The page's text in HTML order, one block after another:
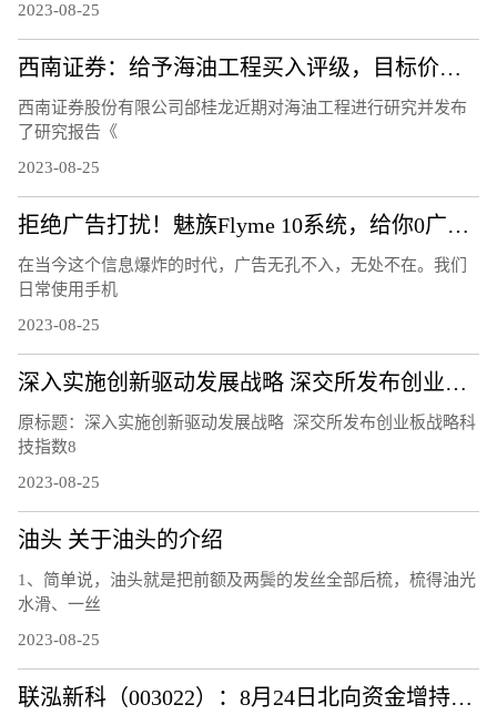
2023-08-25
西南证券：给予海油工程买入评级，目标价位9.3元
西南证券股份有限公司邰桂龙近期对海油工程进行研究并发布
了研究报告《
2023-08-25
拒绝广告打扰！魅族Flyme 10系统，给你0广告的清爽体验！
在当今这个信息爆炸的时代，广告无孔不入，无处不在。我们
日常使用手机
2023-08-25
深入实施创新驱动发展战略 深交所发布创业板战略科技指数
原标题：深入实施创新驱动发展战略 深交所发布创业板战略科
技指数8
2023-08-25
油头 关于油头的介绍
1、简单说，油头就是把前额及两鬓的发丝全部后梳，梳得油光
水滑、一丝
2023-08-25
联泓新科（003022）：8月24日北向资金增持52.67万股